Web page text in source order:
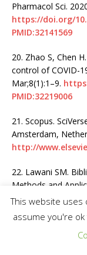
Pharmacol Sci.
https://doi.org/
PMID:32141569
20. Zhao S, Chen
control of COVID-
Mar;8(1):1–9.
PMID:32219006
21. Scopus.
Amsterdam,
http://
22. Lawani SM.
Methods and
https://doi.org/
23.Subramanyam
collaboration: A
This website uses
assume you're